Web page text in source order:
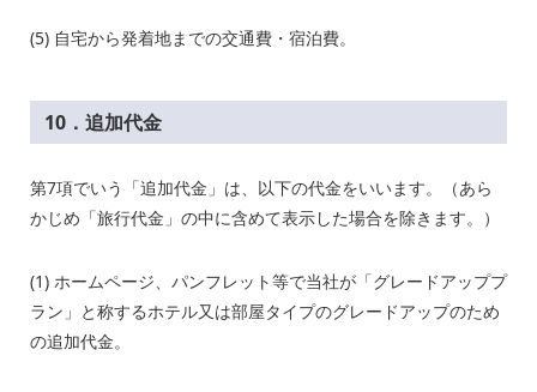
(5) 自宅から発着地までの交通費・宿泊費。
10．追加代金
第7項でいう「追加代金」は、以下の代金をいいます。（あら
かじめ「旅行代金」の中に含めて表示した場合を除きます。）
(1) ホームページ、パンフレット等で当社が「グレードアッププ
ラン」と称するホテル又は部屋タイプのグレードアップのため
の追加代金。